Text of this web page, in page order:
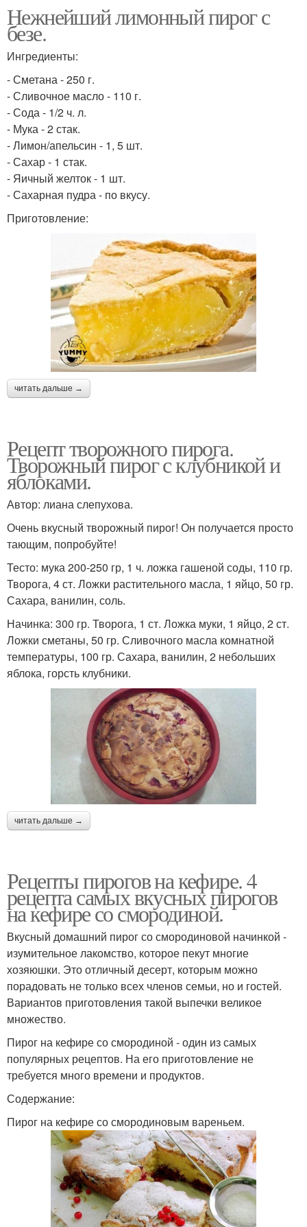
Нежнейший лимонный пирог с
безе.
Ингредиенты:
- Сметана - 250 г.
- Сливочное масло - 110 г.
- Сода - 1/2 ч. л.
- Мука - 2 стак.
- Лимон/апельсин - 1, 5 шт.
- Сахар - 1 стак.
- Яичный желток - 1 шт.
- Сахарная пудра - по вкусу.
Приготовление:
читать дальше →
Рецепт творожного пирога.
Творожный пирог с клубникой и
яблоками.
Автор: лиана слепухова.
Очень вкусный творожный пирог! Он получается просто
тающим, попробуйте!
Тесто: мука 200-250 гр, 1 ч. ложка гашеной соды, 110 гр.
Творога, 4 ст. Ложки растительного масла, 1 яйцо, 50 гр.
Сахара, ванилин, соль.
Начинка: 300 гр. Творога, 1 ст. Ложка муки, 1 яйцо, 2 ст.
Ложки сметаны, 50 гр. Сливочного масла комнатной
температуры, 100 гр. Сахара, ванилин, 2 небольших
яблока, горсть клубники.
читать дальше →
Рецепты пирогов на кефире. 4
рецепта самых вкусных пирогов
на кефире со смородиной.
Вкусный домашний пирог со смородиновой начинкой -
изумительное лакомство, которое пекут многие
хозяюшки. Это отличный десерт, которым можно
порадовать не только всех членов семьи, но и гостей.
Вариантов приготовления такой выпечки великое
множество.
Пирог на кефире со смородиной - один из самых
популярных рецептов. На его приготовление не
требуется много времени и продуктов.
Содержание:
Пирог на кефире со смородиновым вареньем.